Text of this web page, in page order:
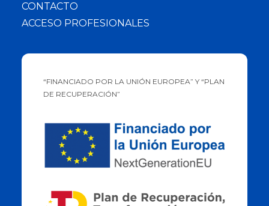
CONTACTO
ACCESO PROFESIONALES
“FINANCIADO POR LA UNIÓN EUROPEA” Y “PLAN
DE RECUPERACIÓN”